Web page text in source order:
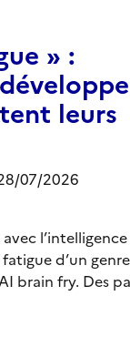
» :
leurs
07/2026
l’intelligence
d’un genre
brain fry. Des